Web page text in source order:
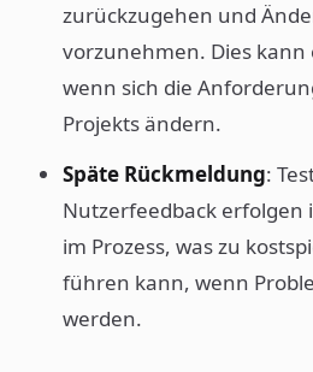
zurückzugehen und
vorzunehmen. Dies kann
wenn sich die
Projekts ändern.
Späte Rückmeldung:
Nutzerfeedback erfolgen
im Prozess, was zu
führen kann, wenn
werden.